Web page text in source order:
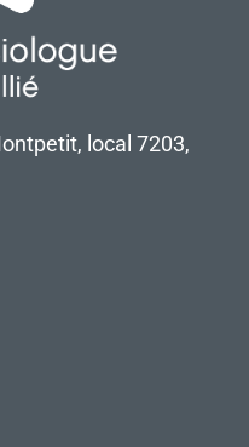
local 7203,